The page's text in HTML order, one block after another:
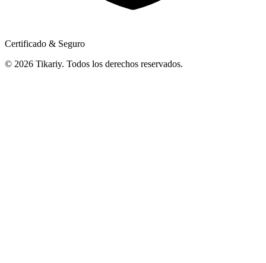
Certificado & Seguro
© 2026 Tikariy. Todos los derechos reservados.